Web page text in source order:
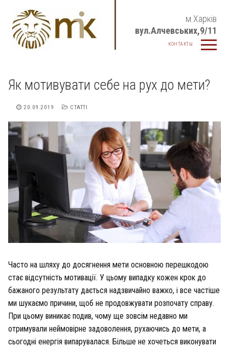
вмісту
м.Харків
вул.Алчевських,9/11
КОНТАКТЫ
Як мотивувати себе на рух до мети?
20.09.2019 СТАТТІ
Часто на шляху до досягнення мети основною перешкодою
стає відсутність мотивації. У цьому випадку кожен крок до
бажаного результату дається надзвичайно важко, і все частіше
ми шукаємо причини, щоб не продовжувати розпочату справу.
При цьому виникає подив, чому ще зовсім недавно ми
отримували неймовірне задоволення, рухаючись до мети, а
сьогодні енергія випарувалася. Більше не хочеться виконувати